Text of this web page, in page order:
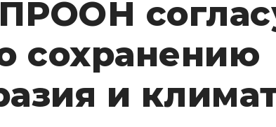
ПРООН
сохранению
и